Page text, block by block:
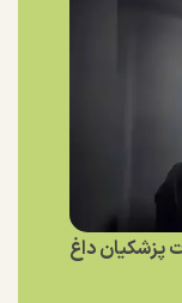
پزشکیان داغ